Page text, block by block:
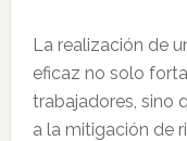
La realización de
eficaz no solo
trabajadores, sino
a la mitigación de